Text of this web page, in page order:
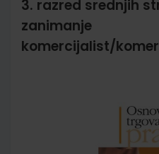
3. razred srednjih
zanimanje
komercijalist/